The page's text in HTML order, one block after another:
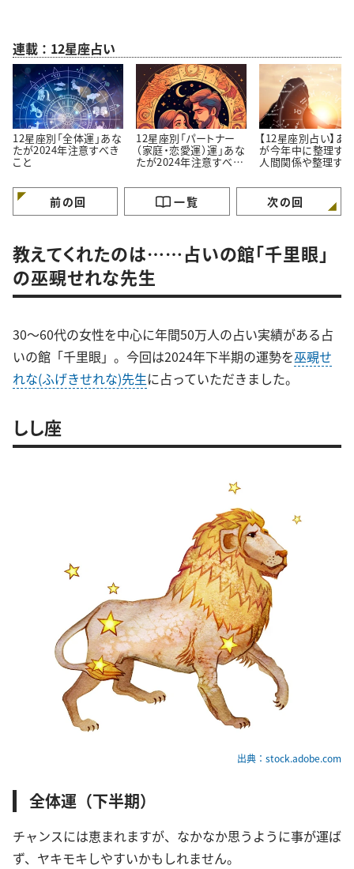
連載：12星座占い
12星座別「全体運」あな
たが2024年注意すべき
こと
12星座別「パートナー
（家庭・恋愛運）運」あな
たが2024年注意すべき
【12星座別占い】あ
が今年中に整理す
人間関係や整理す
前の回 一覧 次の回
教えてくれたのは……占いの館「千里眼」
の巫覡せれな先生
30～60代の女性を中心に年間50万人の占い実績がある占
いの館「千里眼」。今回は2024年下半期の運勢を巫覡せ
れな(ふげきせれな)先生に占っていただきました。
しし座
出典：stock.adobe.com
全体運（下半期）
チャンスには恵まれますが、なかなか思うように事が運ば
ず、ヤキモキしやすいかもしれません。